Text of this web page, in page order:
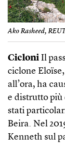
Ako Rasheed,
Cicloni Il
ciclone
all’ora, ha
e distrutto più
stati
Beira. Nel
Kenneth sul